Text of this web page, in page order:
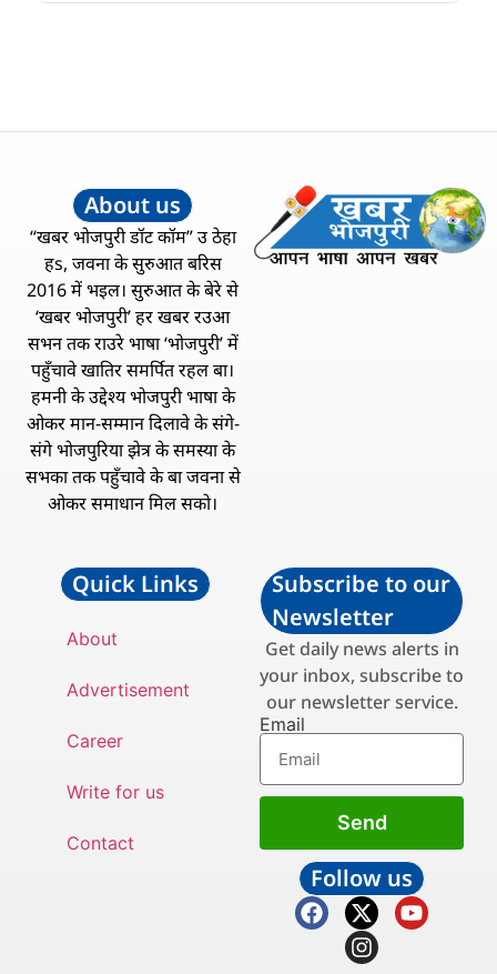
About us
“खबर भोजपुरी डॉट कॉम” उ ठेहा
हs, जवना के सुरुआत बरिस
2016 में भइल। सुरुआत के बेरे से
‘खबर भोजपुरी’ हर खबर रउआ
सभन तक राउरे भाषा ‘भोजपुरी’ में
पहुँचावे खातिर समर्पित रहल बा।
हमनी के उद्देश्य भोजपुरी भाषा के
ओकर मान-सम्मान दिलावे के संगे-
संगे भोजपुरिया झेत्र के समस्या के
सभका तक पहुँचावे के बा जवना से
ओकर समाधान मिल सको।
Quick Links
About
Advertisement
Career
Write for us
Contact
Subscribe to our
Newsletter
Get daily news alerts in
your inbox, subscribe to
our newsletter service.
Email
Send
Follow us